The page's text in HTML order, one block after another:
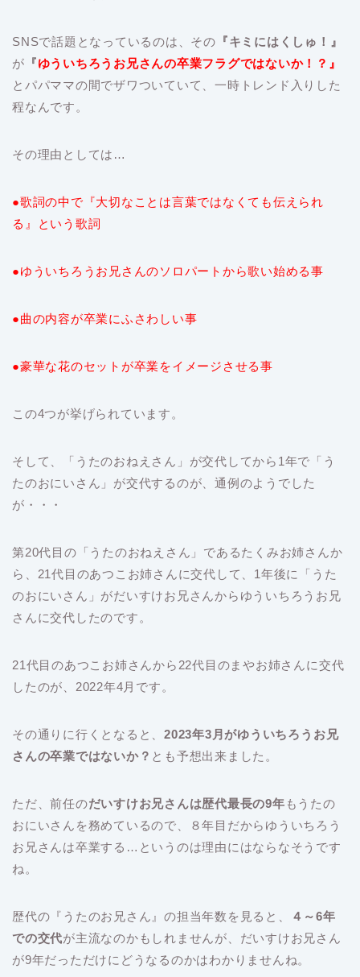
SNSで話題となっているのは、その 『キミにはくしゅ！』
が 『ゆういちろうお兄さんの卒業フラグではないか！？』
とパパママの間でザワついていて、一時トレンド入りした
程なんです。
その理由としては…
●歌詞の中で『大切なことは言葉ではなくても伝えられ
る』という歌詞
●ゆういちろうお兄さんのソロパートから歌い始める事
●曲の内容が卒業にふさわしい事
●豪華な花のセットが卒業をイメージさせる事
この4つが挙げられています。
そして、「うたのおねえさん」が交代してから1年で「う
たのおにいさん」が交代するのが、通例のようでした
が・・・
第20代目の「うたのおねえさん」であるたくみお姉さんか
ら、21代目のあつこお姉さんに交代して、1年後に「うた
のおにいさん」がだいすけお兄さんからゆういちろうお兄
さんに交代したのです。
21代目のあつこお姉さんから22代目のまやお姉さんに交代
したのが、2022年4月です。
その通りに行くとなると、2023年3月がゆういちろうお兄
さんの卒業ではないか？ とも予想出来ました。
ただ、前任のだいすけお兄さんは歴代最長の9年 もうたの
おにいさんを務めているので、８年目だからゆういちろう
お兄さんは卒業する…というのは理由にはならなそうです
ね。
歴代の『うたのお兄さん』の担当年数を見ると、
４～6年
での交代が主流なのかもしれませんが、だいすけお兄さん
が9年だっただけにどうなるのかはわかりませんね。